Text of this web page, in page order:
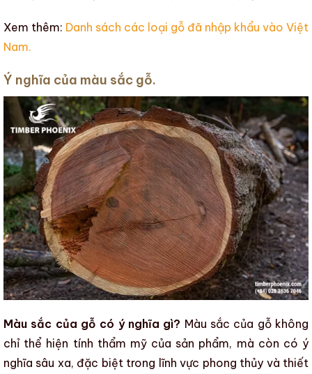
Xem thêm: Danh sách các loại gỗ đã nhập khẩu vào Việt
Nam.
Ý nghĩa của màu sắc gỗ.
Màu sắc của gỗ có ý nghĩa gì? Màu sắc của gỗkhông
chỉ thể hiện tính thẩm mỹ của sản phẩm, mà còn có ý
nghĩa sâu xa, đặc biệt trong lĩnh vực phong thủy và thiết